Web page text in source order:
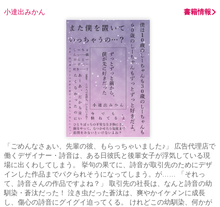
小達出みかん 書籍情報
「ごめんなさぁい、先輩の彼、もらっちゃいました♪」 広告代理店で
働くデザイナー・詩音は、ある日彼氏と後輩女子が浮気している現
場に出くわしてしまう。 挙句の果てに、詩音が取引先のためにデザ
インした作品までパクられそうになってしまう。が…… 「それっ
て、詩音さんの作品ですよね？」 取引先の社長は、なんと詩音の幼
馴染・蒼汰だった！ 泣き虫だった蒼汰は、爽やかイケメンに成長
し、傷心の詩音にグイグイ迫ってくる。 けれどこの幼馴染、何かが